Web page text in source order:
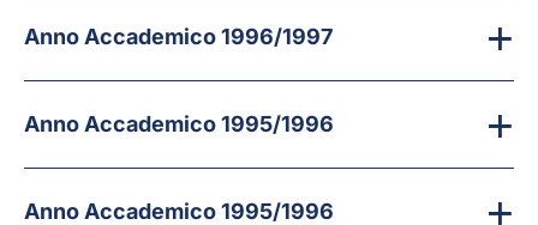
Anno Accademico 1996/1997
Anno Accademico 1995/1996
Anno Accademico 1995/1996